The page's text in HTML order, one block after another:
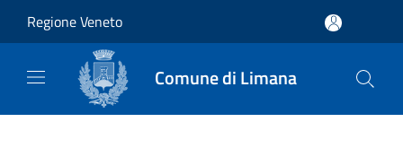
Regione Veneto
Comune di Limana